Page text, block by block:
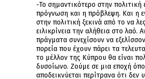
-Το σημαντικότερο στην πολιτική
πρόγνωση και η πρόβλεψη. Και η
στην πολιτική ξεκινά από το να
ειλικρίνεια την αλήθεια στο λαό.
πράγματα συνεχίσουν να
πορεία που έχουν πάρει τα
το μέλλον της Κύπρου θα είναι
δυσοίωνο. Ζούμε σε μια εποχή
αποδεικνύεται περίτρανα ότι δεν